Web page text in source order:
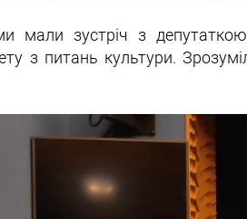
мали зустріч з
з питань культури.